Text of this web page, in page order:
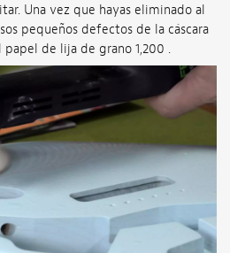
Una vez que hayas eliminado al
pequeños defectos de la cáscara
papel de lija de grano 1,200 .